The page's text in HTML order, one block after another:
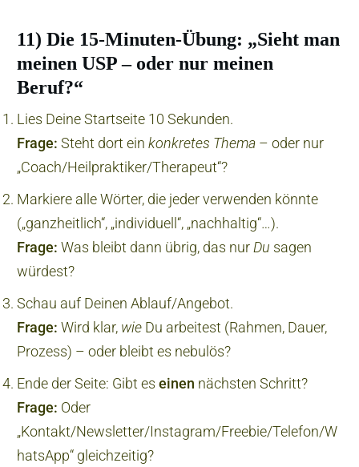
11) Die 15‑Minuten‑Übung: „Sieht man
meinen USP – oder nur meinen
Beruf?“
Lies Deine Startseite 10 Sekunden.
Frage: Steht dort ein konkretes Thema – oder nur
„Coach/Heilpraktiker/Therapeut“?
Markiere alle Wörter, die jeder verwenden könnte
(„ganzheitlich“, „individuell“, „nachhaltig“…).
Frage: Was bleibt dann übrig, das nur Du sagen
würdest?
Schau auf Deinen Ablauf/Angebot.
Frage: Wird klar, wie Du arbeitest (Rahmen, Dauer,
Prozess) – oder bleibt es nebulös?
Ende der Seite: Gibt es einen nächsten Schritt?
Frage: Oder
„Kontakt/Newsletter/Instagram/Freebie/Telefon/W
hatsApp“ gleichzeitig?